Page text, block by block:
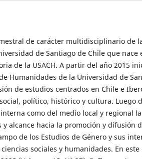
de carácter multidisciplinario de
de Santiago de Chile que nace
de la USACH. A partir del año 2015
Humanidades de la Universidad de
de estudios centrados en Chile e
político, histórico y cultura. Luego
como del medio local y regional
y alcance hacia la promoción y difusión
de los Estudios de Género y sus
sociales y humanidades. En